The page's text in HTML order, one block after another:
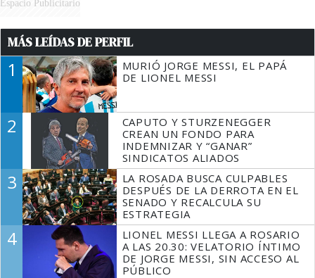
Espacio Publicitario
MÁS LEÍDAS DE PERFIL
1
MURIÓ JORGE MESSI, EL PAPÁ
DE LIONEL MESSI
2
CAPUTO Y STURZENEGGER
CREAN UN FONDO PARA
INDEMNIZAR Y “GANAR”
SINDICATOS ALIADOS
3
LA ROSADA BUSCA CULPABLES
DESPUÉS DE LA DERROTA EN EL
SENADO Y RECALCULA SU
ESTRATEGIA
4
LIONEL MESSI LLEGA A ROSARIO
A LAS 20.30: VELATORIO ÍNTIMO
DE JORGE MESSI, SIN ACCESO AL
PÚBLICO